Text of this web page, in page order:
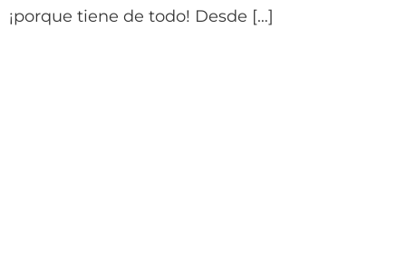
¡porque tiene de todo! Desde […]